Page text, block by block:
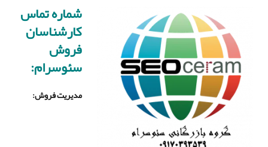
شماره تماس
کارشناسان
فروش
سئوسرام:
مدیریت فروش: